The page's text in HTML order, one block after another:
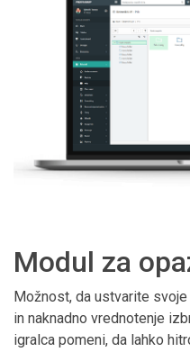
Modul za
Možnost, da ustvarite
in naknadno vrednotenje
igralca pomeni, da lahko